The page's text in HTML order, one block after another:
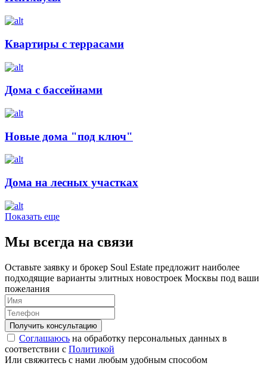
Квартиры с террасами
Дома с бассейнами
Новые дома "под ключ"
Дома на лесных участках
Показать еще
Мы всегда на связи
Оставьте заявку и брокер Soul Estate предложит наиболее
подходящие варианты элитных новостроек Москвы под ваши
пожелания
Соглашаюсь на обработку персональных данных в
соответствии с Политикой
Или свяжитесь с нами любым удобным способом